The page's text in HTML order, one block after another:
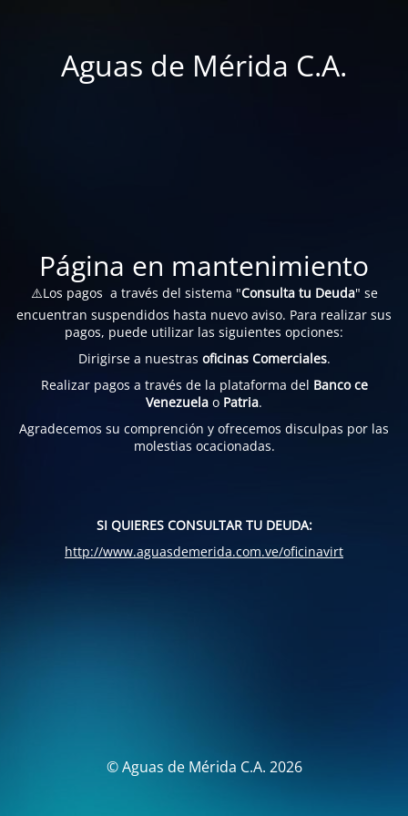
Aguas de Mérida C.A.
Página en mantenimiento
⚠️Los pagos a través del sistema "Consulta tu Deuda" se
encuentran suspendidos hasta nuevo aviso. Para realizar sus
pagos, puede utilizar las siguientes opciones:
Dirigirse a nuestras oficinas Comerciales.
Realizar pagos a través de la plataforma del Banco ce
Venezuela o Patria.
Agradecemos su comprención y ofrecemos disculpas por las
molestias ocacionadas.
SI QUIERES CONSULTAR TU DEUDA:
http://www.aguasdemerida.com.ve/oficinavirt
© Aguas de Mérida C.A. 2026